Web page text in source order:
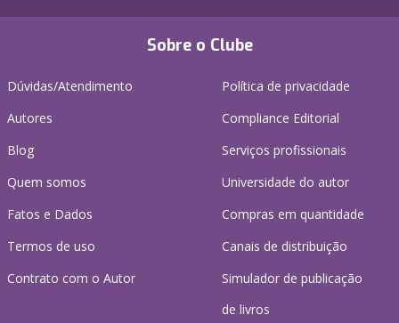
Sobre o Clube
Dúvidas/Atendimento
Autores
Blog
Quem somos
Fatos e Dados
Termos de uso
Contrato com o Autor
Política de privacidade
Compliance Editorial
Serviços profissionais
Universidade do autor
Compras em quantidade
Canais de distribuição
Simulador de publicação
de livros